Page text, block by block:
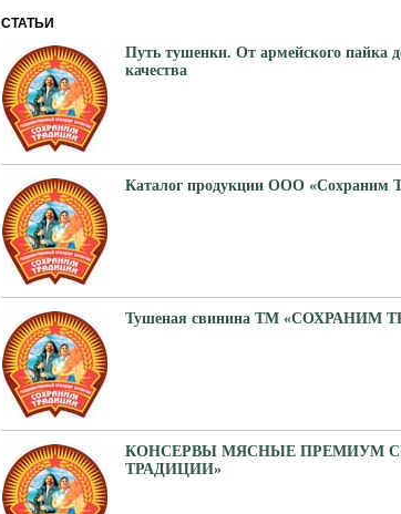
СТАТЬИ
Путь тушенки. От армейского пайка
качества
Каталог продукции ООО «Сохраним
Тушеная свинина ТМ «СОХРАНИМ
КОНСЕРВЫ МЯСНЫЕ ПРЕМИУМ
ТРАДИЦИИ»